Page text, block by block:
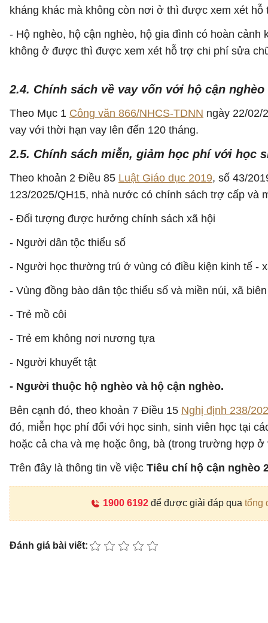
kháng khác mà không còn nơi ở thì được xem xét
- Hộ nghèo, hộ cận nghèo, hộ gia đình có hoàn
không ở được thì được xem xét hỗ trợ chi phí sửa
2.4. Chính sách về vay vốn với hộ cận nghèo
Theo Mục 1 Công văn 866/NHCS-TDNN ngày 22/02/
vay với thời hạn vay lên đến 120 tháng.
2.5. Chính sách miễn, giảm học phí với học
Theo khoản 2 Điều 85 Luật Giáo dục 2019, số 43/
123/2025/QH15, nhà nước có chính sách trợ cấp
- Đối tượng được hưởng chính sách xã hội
- Người dân tộc thiểu số
- Người học thường trú ở vùng có điều kiện kinh tế -
- Vùng đồng bào dân tộc thiểu số và miền núi, xã
- Trẻ mồ côi
- Trẻ em không nơi nương tựa
- Người khuyết tật
- Người thuộc hộ nghèo và hộ cận nghèo.
Bên cạnh đó, theo khoản 7 Điều 15 Nghị định 238/
đó, miễn học phí đối với học sinh, sinh viên học tại
hoặc cả cha và mẹ hoặc ông, bà (trong trường hợp
Trên đây là thông tin về việc Tiêu chí hộ cận nghèo
1900 6192để được giải đáp qua tổng
Đánh giá bài viết: